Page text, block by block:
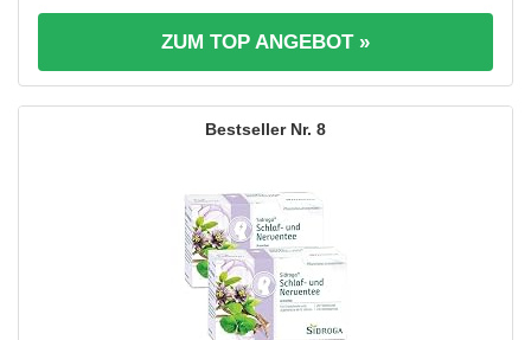
ZUM TOP ANGEBOT »
8